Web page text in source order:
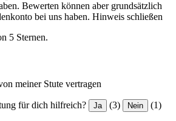
Bewerten können aber grundsätzlich
bei uns haben. Hinweis schließen
5 Sternen.
meiner Stute vertragen
für dich hilfreich? Ja (3) Nein (1)